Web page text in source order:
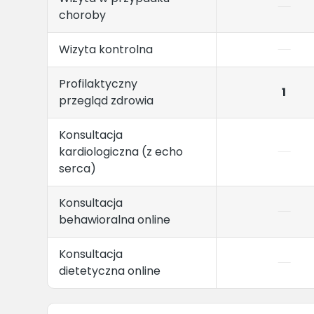
choroby
Wizyta kontrolna
Profilaktyczny
przegląd zdrowia
1
Konsultacja
kardiologiczna (z echo
serca)
Konsultacja
behawioralna online
Konsultacja
dietetyczna online